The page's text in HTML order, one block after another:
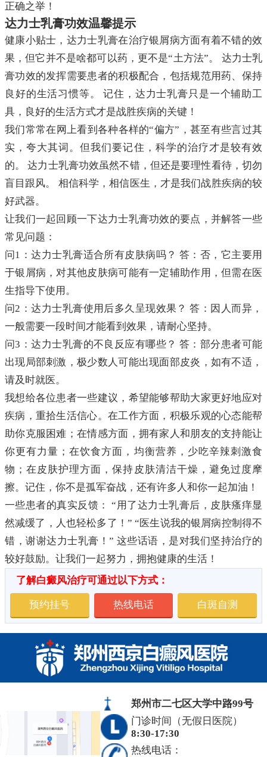
正确之举！
达力士乳膏功效温馨提示
健康小贴士，达力士乳膏在治疗银屑病方面有着不错的效
果，但它并不是啥都可以药，更不是“土方法”。 达力士乳
膏功效的发挥需要患者的积极配合，包括规范用药、保持
良好的生活习惯等。 记住，达力士乳膏只是一个辅助工
具，良好的生活方式才是战胜疾病的关键！
我们常常在网上看到各种各样的“偏方”，甚至有些言过其
实，夸大其词。但我们要记住，科学的治疗才是较有效
的。 达力士乳膏功效虽然不错，但还是要理性看待，切勿
盲目跟风。 相信科学，相信医生，才是我们战胜疾病的较
好武器。
让我们一起回顾一下达力士乳膏功效的要点，并解答一些
常见问题：
问1：达力士乳膏适合所有皮肤病吗？ 答：否，它主要用
于银屑病，对其他皮肤病可能有一定辅助作用，但需在医
生指导下使用。
问2：达力士乳膏使用后多久呈现效果？ 答：因人而异，
一般需要一段时间才能看到效果，请耐心坚持。
问3：达力士乳膏的不良反应有哪些？ 答：部分患者可能
出现局部刺激，极少数人可能出现面部皮炎，如有不适，
请及时就医。
我想给各位患者一些建议，希望能够帮助大家更好地应对
疾病，重拾生活信心。在工作方面，积极乐观的心态能帮
助你克服困难；在情感方面，拥有家人和朋友的支持能让
你更有力量；在饮食方面，均衡营养，少吃辛辣刺激食
物；在皮肤护理方面，保持皮肤清洁干燥，避免过度摩
擦。记住，你不是孤军奋战，还有许多人和你一起加油！
一些患者的真实反馈： “用了达力士乳膏后，皮肤瘙痒显
然减缓了，人也轻松多了！” “医生说我的银屑病控制得不
错，谢谢达力士乳膏！” 这些话语，是对我们坚持治疗的
较好鼓励。让我们一起努力，拥抱健康的生活！
了解白癜风治疗可通过以下方式：
预约挂号 热线电话 白斑自测
郑州市二七区大学中路99号
门诊时间（无假日医院）
8:30-17:30
热线电话：